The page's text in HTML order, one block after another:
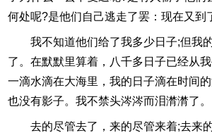
何处呢?是他们自己逃走了罢：现在又到
我不知道他们给了我多少日子;但我
了。在默默里算着，八千多日子已经从
一滴水滴在大海里，我的日子滴在时间的
也没有影子。我不禁头涔涔而泪潸潸了。
去的尽管去了，来的尽管来着;去来